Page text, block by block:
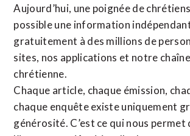
Aujourd’hui, une poignée de
possible une information
gratuitement à des millions de
sites, nos applications et notre
chrétienne.
Chaque article, chaque émission,
chaque enquête existe uniquement
générosité. C’est ce qui nous permet